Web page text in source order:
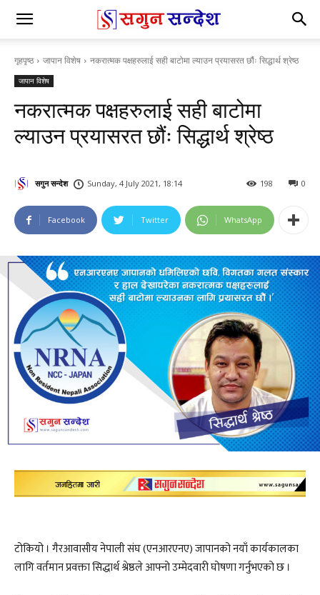
गृहपृष्ठ जापान विशेष नकरात्मक पक्षहरुलाई सही बाटोमा ल्याउन प्रयासरत छौंः सिद्धार्थ श्रेष्ठ
जापान विशेष
नकरात्मक पक्षहरुलाई सही बाटोमा
ल्याउन प्रयासरत छौंः सिद्धार्थ श्रेष्ठ
सगुन सन्देश Sunday, 4 July 2021, 18:14 0
198
Facebook Twitter WhatsApp
टोकियो । गैरआवासीय नेपाली संघ (एनआरएनए) जापानको नयाँ कार्यकालका
लागि वर्तमान प्रवक्ता सिद्धार्थ श्रेष्ठले आफ्नो उम्मेदवारी घोषणा गर्नुभएको छ ।